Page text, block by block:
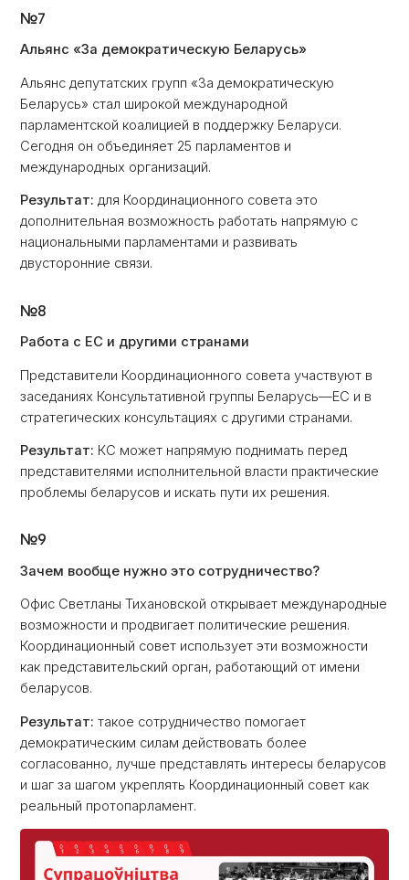
№7
Альянс «За демократическую Беларусь»
Альянс депутатских групп «За демократическую
Беларусь» стал широкой международной
парламентской коалицией в поддержку Беларуси.
Сегодня он объединяет 25 парламентов и
международных организаций.
Результат: для Координационного совета это
дополнительная возможность работать напрямую с
национальными парламентами и развивать
двусторонние связи.
№8
Работа с ЕС и другими странами
Представители Координационного совета участвуют в
заседаниях Консультативной группы Беларусь—ЕС и в
стратегических консультациях с другими странами.
Результат: КС может напрямую поднимать перед
представителями исполнительной власти практические
проблемы беларусов и искать пути их решения.
№9
Зачем вообще нужно это сотрудничество?
Офис Светланы Тихановской открывает международные
возможности и продвигает политические решения.
Координационный совет использует эти возможности
как представительский орган, работающий от имени
беларусов.
Результат: такое сотрудничество помогает
демократическим силам действовать более
согласованно, лучше представлять интересы беларусов
и шаг за шагом укреплять Координационный совет как
реальный протопарламент.